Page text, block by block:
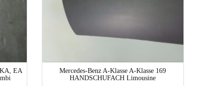
EA
Mercedes-Benz A-Klasse A-Klasse 169
HANDSCHUFACH Limousine